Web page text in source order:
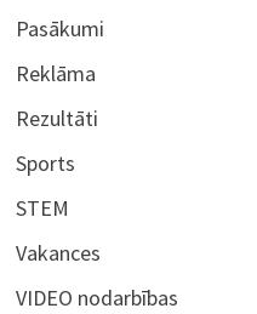
Pasākumi
Reklāma
Rezultāti
Sports
STEM
Vakances
VIDEO nodarbības